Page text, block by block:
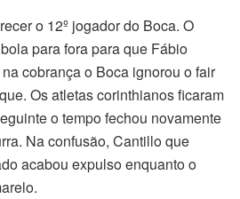
o 12º jogador do Boca. O
para fora para que Fábio
cobrança o Boca ignorou o fair
Os atletas corinthianos ficaram
o tempo fechou novamente
Na confusão, Cantillo que
acabou expulso enquanto o